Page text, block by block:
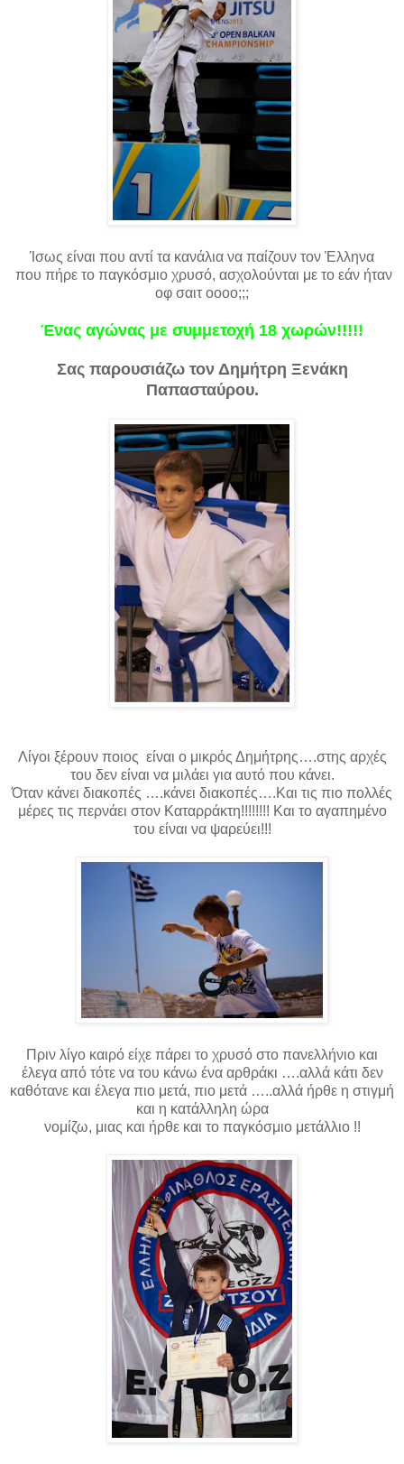
Ίσως είναι που αντί τα κανάλια να παίζουν τον Έλληνα
που πήρε το παγκόσμιο χρυσό, ασχολούνται με το εάν ήταν
οφ σαιτ οοοο;;;
Ένας αγώνας με συμμετοχή 18 χωρών!!!!!
Σας παρουσιάζω τον Δημήτρη Ξενάκη
Παπασταύρου.
Λίγοι ξέρουν ποιος είναι ο μικρός Δημήτρης….στης αρχές
του δεν είναι να μιλάει για αυτό που κάνει.
Όταν κάνει διακοπές ….κάνει διακοπές….Και τις πιο πολλές
μέρες τις περνάει στον Καταρράκτη!!!!!!!! Και το αγαπημένο
του είναι να ψαρεύει!!!
Πριν λίγο καιρό είχε πάρει το χρυσό στο πανελλήνιο και
έλεγα από τότε να του κάνω ένα αρθράκι ….αλλά κάτι δεν
καθότανε και έλεγα πιο μετά, πιο μετά …..αλλά ήρθε η στιγμή
και η κατάλληλη ώρα
νομίζω, μιας και ήρθε και το παγκόσμιο μετάλλιο !!